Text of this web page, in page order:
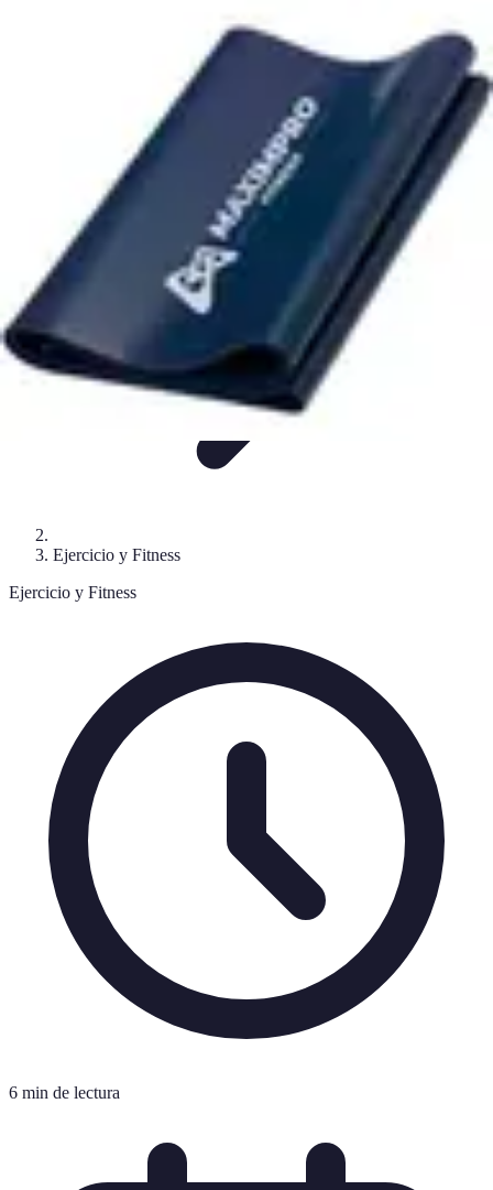
NutriciónInmunidad Salud Inmunológica
Ejercicio y Fitness
Ejercicio y Fitness
6 min de lectura